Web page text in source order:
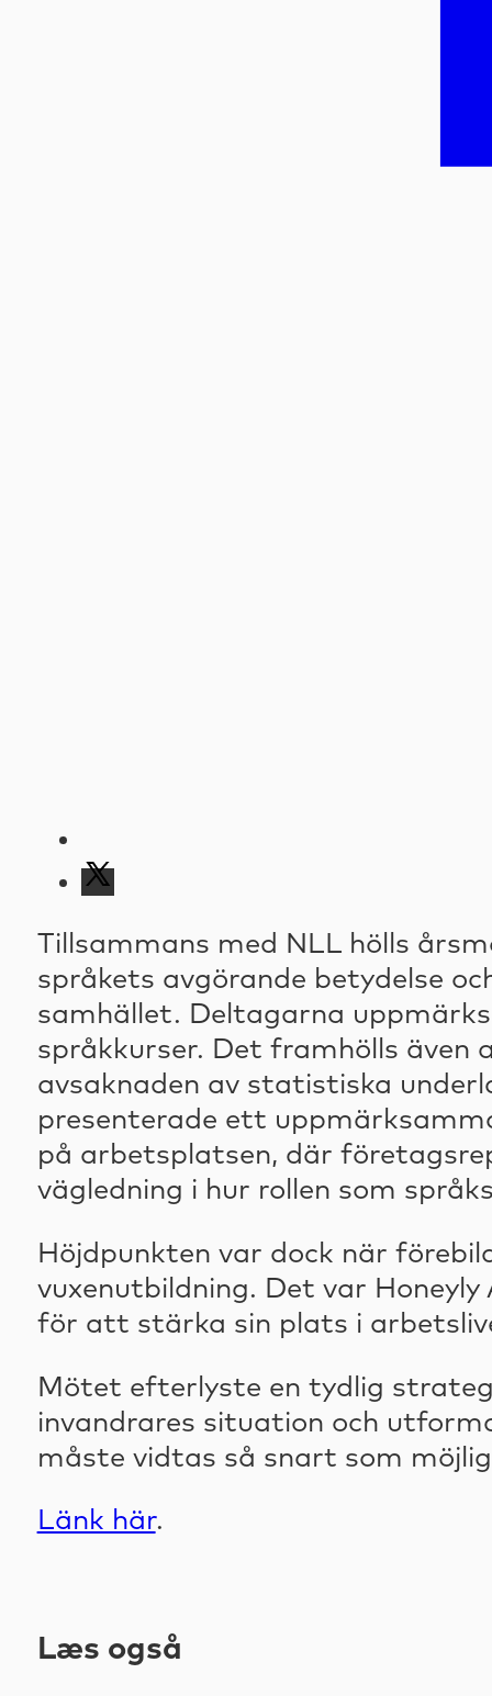
Tillsammans med NLL hölls
språkets avgörande betydelse
samhället. Deltagarna
språkkurser. Det framhölls
avsaknaden av statistiska
presenterade ett
på arbetsplatsen, där
vägledning i hur rollen som
Höjdpunkten var dock när
vuxenutbildning. Det var
för att stärka sin plats i
Mötet efterlyste en tydlig
invandrares situation och
måste vidtas så snart som
Länk här.
Læs også